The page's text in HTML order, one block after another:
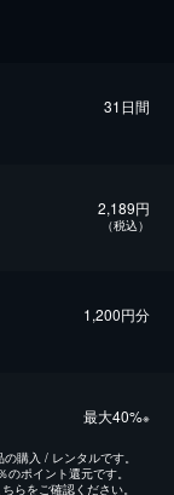
31日間
2,189円
（税込）
1,200円分
最⼤40%※
購入 / レンタルです。
ポイント還元です。
ちらをご確認ください。